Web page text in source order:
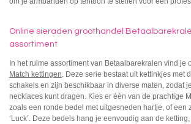
Online sieraden groothandel
assortiment
In het ruime assortiment van Betaalbarekralen vind je
Match kettingen. Deze serie bestaat uit kettinkjes met
schakels en zijn beschikbaar in diverse maten, zodat
necklaces kunt dragen. Kies er één van de prachtige
zoals een ronde bedel met uitgesneden hartje, of een
‘Luck’. Deze bedels hang je eenvoudig aan de